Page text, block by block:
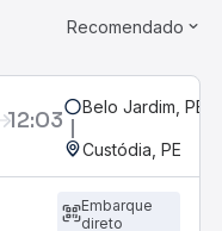
Recomendado
12:03 Belo Jardim, PE
Custódia, PE
Embarque
direto